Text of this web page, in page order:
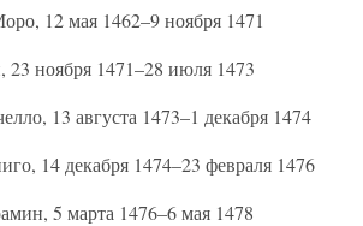
12 мая 1462–9 ноября 1471
ноября 1471–28 июля 1473
13 августа 1473–1 декабря 1474
14 декабря 1474–23 февраля 1476
5 марта 1476–6 мая 1478